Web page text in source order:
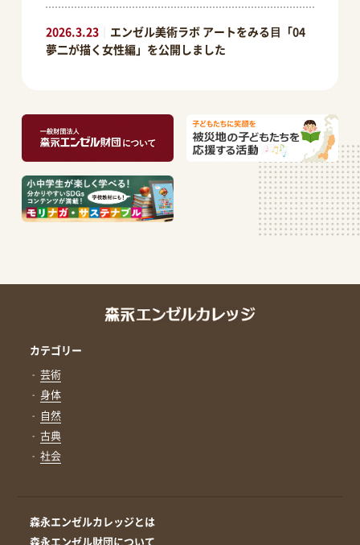
2026.3.23｜ エンゼル美術ラボ アートをみる⽬「04
夢二が描く女性編」を公開しました
カテゴリー
芸術
身体
自然
古典
社会
森永エンゼルカレッジとは
森永エンゼル財団について